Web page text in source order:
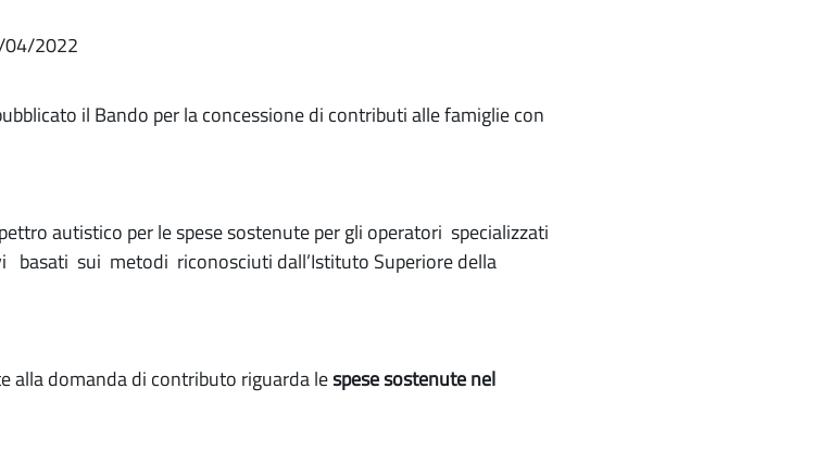
04/2022
il Bando per la concessione di contributi alle famiglie con
autistico per le spese sostenute per gli operatori specializzati
sui metodi riconosciuti dall’Istituto Superiore della
alla domanda di contributo riguarda lespese sostenute nel